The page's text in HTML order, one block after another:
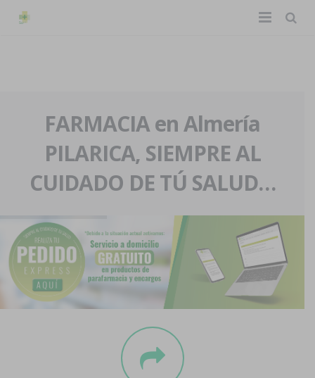
La farmacia
Nuestra historia
Nuestro equipo
Eventos
Servicios y reservas
Pedidos express
Blog
Contacto
Boletín
FARMACIA en Almería
PILARICA, SIEMPRE AL
CUIDADO DE TÚ SALUD…